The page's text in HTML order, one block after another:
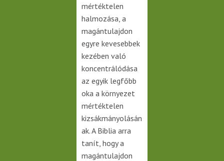
mértéktelen
halmozása, a
magántulajdon
egyre kevesebbek
kezében való
koncentrálódása
az egyik legfőbb
oka a környezet
mértéktelen
kizsákmányolásán
ak. A Biblia arra
tanít, hogy a
magántulajdon